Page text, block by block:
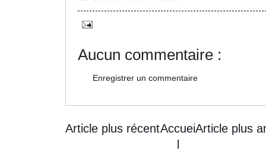
Aucun commentaire :
Enregistrer un commentaire
Article plus récent Article plus
Accuei